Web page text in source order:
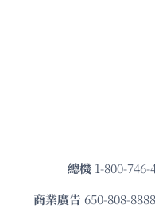
總機 1-800-746-
商業廣告 650-808-8888